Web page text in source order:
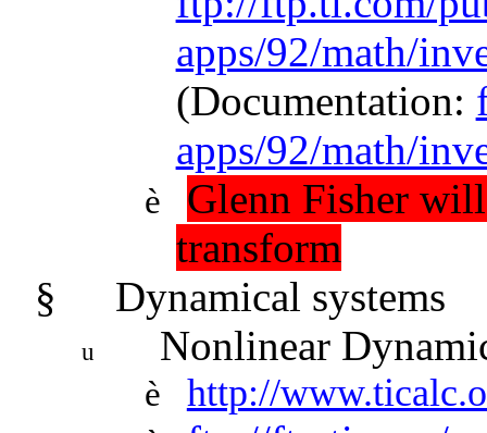
apps/92/math/
(Documentation:
apps/92/math/
è
Glenn Fisher
transform
§
Dynamical systems
u Nonlinear
è http://